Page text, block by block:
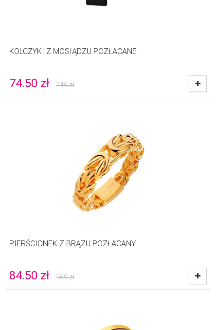
KOLCZYKI Z MOSIĄDZU POZŁACANE
74.50 zł 149zł
PIERŚCIONEK Z BRĄZU POZŁACANY
84.50 zł 169zł